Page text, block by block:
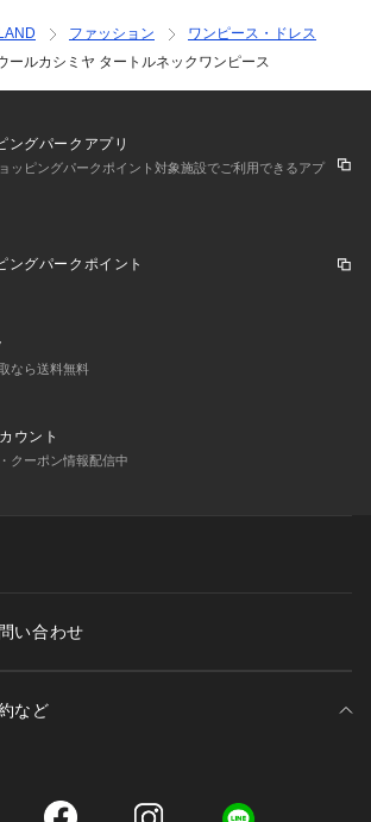
張らず、毛玉取り器やハサミで丁寧にカッ
ファッション
ワンピース・ドレス
ールカシミヤ タートルネックワンピース
ングパークアプリ
ッピングパークポイント対象施設でご利用できるアプ
ングパークポイント
なら送料無料
ウント
クーポン情報配信中
い合わせ
など